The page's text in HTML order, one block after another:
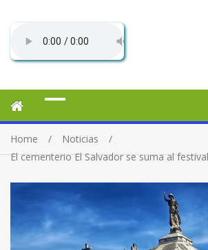
Home
Noticias
El cementerio El Salvador se suma al